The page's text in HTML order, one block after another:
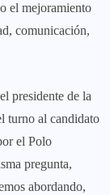
el mejoramiento
comunicación,
presidente de la
turno al candidato
el Polo
pregunta,
abordando,